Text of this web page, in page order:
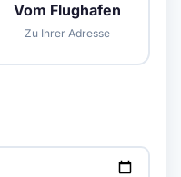
Vom Flughafen
Zu Ihrer Adresse